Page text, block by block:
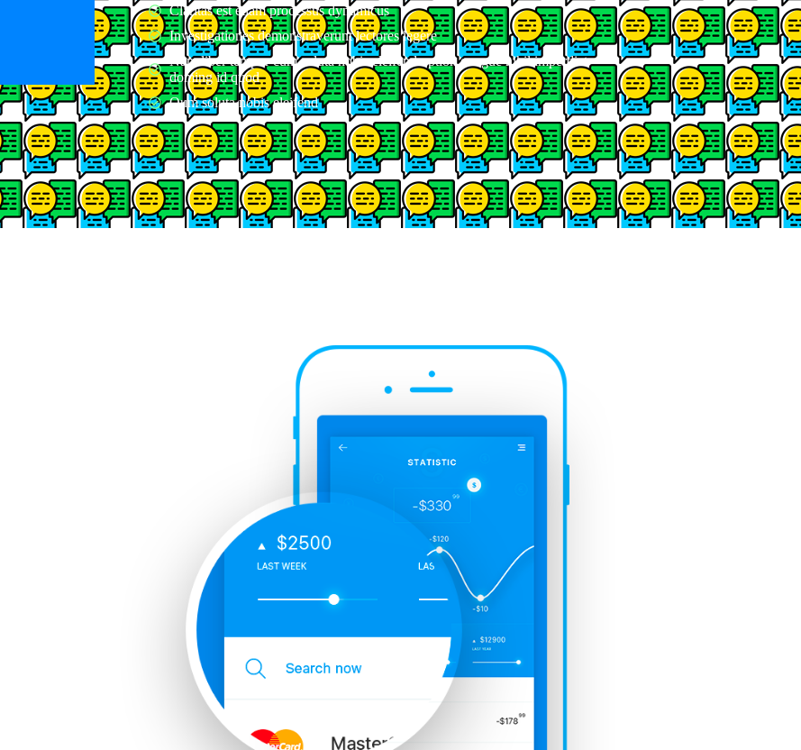
Claritas est etiam processus dynamicus
Investigationes demonstraverunt lectores legere
Nam liber tempor cum soluta nobis eleifend option congue nihil imperdiet
doming id quod
Qum soluta nobis eleifend